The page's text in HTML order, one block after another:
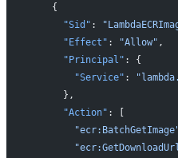
    {
      "Sid"
:
      "Effect"
: "Allow" ,
      "Principal"
: {
        "Service"
:
      },
      "Action"
: [